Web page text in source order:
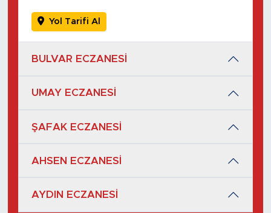
Yol Tarifi Al
BULVAR ECZANESİ
UMAY ECZANESİ
ŞAFAK ECZANESİ
AHSEN ECZANESİ
AYDIN ECZANESİ